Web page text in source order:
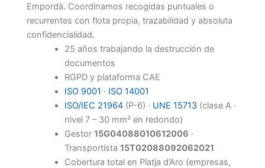
Empordà. Coordinamos recogidas puntuales o
recurrentes con flota propia, trazabilidad y absoluta
confidencialidad.
25 años trabajando la destrucción de
documentos
RGPD y plataforma CAE
ISO 9001 · ISO 14001
ISO/IEC 21964(P-6) · UNE 15713(clase A ·
nivel 7 – 30 mm² en redondo)
Gestor 15G04088010612006 ·
Transportista 15T02088092062021
Cobertura total en Platja d’Aro (empresas,